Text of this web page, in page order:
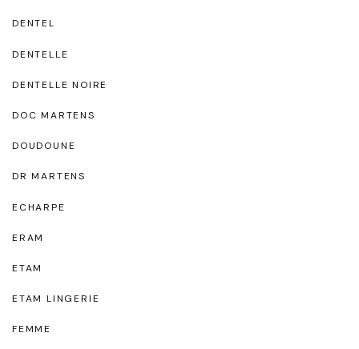
DENTEL
DENTELLE
DENTELLE NOIRE
DOC MARTENS
DOUDOUNE
DR MARTENS
ECHARPE
ERAM
ETAM
ETAM LINGERIE
FEMME